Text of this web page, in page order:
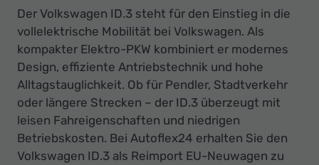
Preisen
-
Ihr
Innovatives
Autohaus
Der Volkswagen ID.3 steht für den Einstieg in die
vollelektrische Mobilität bei Volkswagen. Als
kompakter Elektro-PKW kombiniert er modernes
Design, effiziente Antriebstechnik und hohe
Alltagstauglichkeit. Ob für Pendler, Stadtverkehr
oder längere Strecken – der ID.3 überzeugt mit
leisen Fahreigenschaften und niedrigen
Betriebskosten. Bei Autoflex24 erhalten Sie den
Volkswagen ID.3 als Reimport EU-Neuwagen zu